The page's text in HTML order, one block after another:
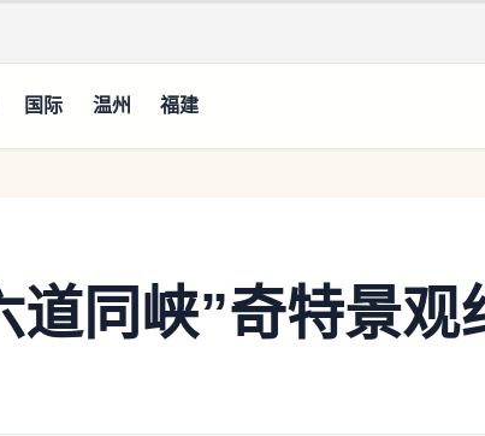
国际 温州 福建
同峡”奇特景观